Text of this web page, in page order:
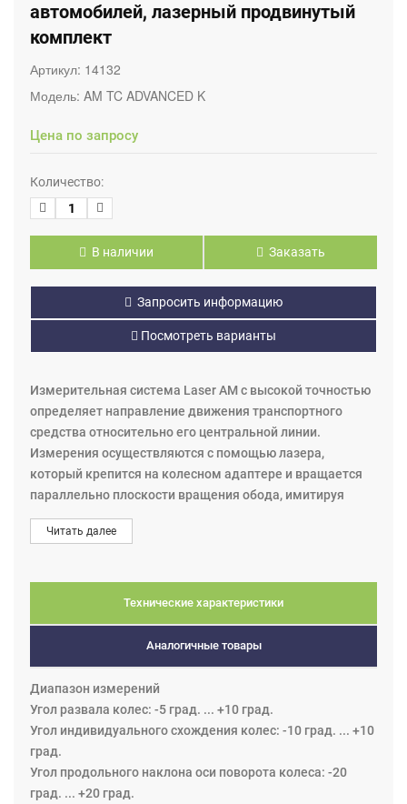
автомобилей, лазерный продвинутый
комплект
Артикул: 14132
Модель: AM TC ADVANCED K
Цена по запросу
Количество:
В наличии Заказать
Запросить информацию
Посмотреть варианты
Измерительная система Laser AM с высокой точностью
определяет направление движения транспортного
средства относительно его центральной линии.
Измерения осуществляются с помощью лазера,
который крепится на колесном адаптере и вращается
параллельно плоскости вращения обода, имитируя
колесо. Затем луч лазера проецируется на шкалах
спереди и сзади, и определяется угол между
транспортного средства.
Когда показания на шкалах спереди и сзади
одинаковые, это означает, что колесо имеет
направление качения прямо, т.е. параллельно
Комплектация электронного лазерного стенда JOSAM
Laser AM TC ADVANCED K:
Читать далее
Технические характеристики
Аналогичные товары
Диапазон измерений
Угол развала колес: -5 град. ... +10 град.
Угол индивидуального схождения колес: -10 град. ... +10
град.
Угол продольного наклона оси поворота колеса: -20
град. ... +20 град.